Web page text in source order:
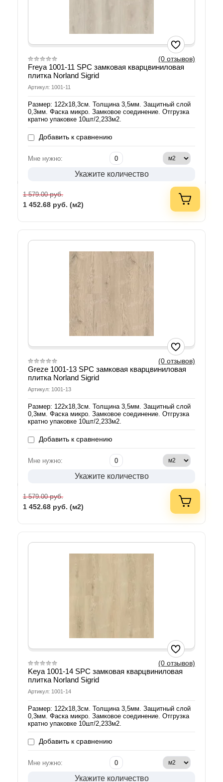
(0 отзывов)
Freya 1001-11 SPC замковая кварцвиниловая
плитка Norland Sigrid
Артикул: 1001-11
Размер: 122х18,3см. Толщина 3,5мм. Защитный слой
0,3мм. Фаска микро. Замковое соединение. Отгрузка
кратно упаковке 10шт/2,233м2.
Добавить к сравнению
Мне нужно:
Укажите количество
1 579.00руб.
1 452.68 руб. (м2)
(0 отзывов)
Greze 1001-13 SPC замковая кварцвиниловая
плитка Norland Sigrid
Артикул: 1001-13
Размер: 122х18,3см. Толщина 3,5мм. Защитный слой
0,3мм. Фаска микро. Замковое соединение. Отгрузка
кратно упаковке 10шт/2,233м2.
Добавить к сравнению
Мне нужно:
Укажите количество
1 579.00руб.
1 452.68 руб. (м2)
(0 отзывов)
Keya 1001-14 SPC замковая кварцвиниловая
плитка Norland Sigrid
Артикул: 1001-14
Размер: 122х18,3см. Толщина 3,5мм. Защитный слой
0,3мм. Фаска микро. Замковое соединение. Отгрузка
кратно упаковке 10шт/2,233м2.
Добавить к сравнению
Мне нужно:
Укажите количество